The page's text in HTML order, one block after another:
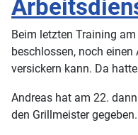
Beim letzten Training
beschlossen, noch
versickern kann. Da
Andreas hat am 22.
den Grillmeister gegeben.